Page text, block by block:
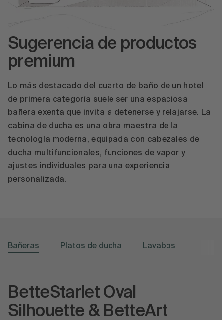
Sugerencia de productos
premium
Lo más destacado del cuarto de baño de un hotel
de primera categoría suele ser una espaciosa
bañera exenta que invita a detenerse y relajarse. La
cabina de ducha es una obra maestra de la
tecnología moderna, equipada con cabezales de
ducha multifuncionales, funciones de vapor y
ajustes individuales para una experiencia
personalizada.
Bañeras Platos de ducha Lavabos
BetteStarlet Oval
Silhouette & BetteArt